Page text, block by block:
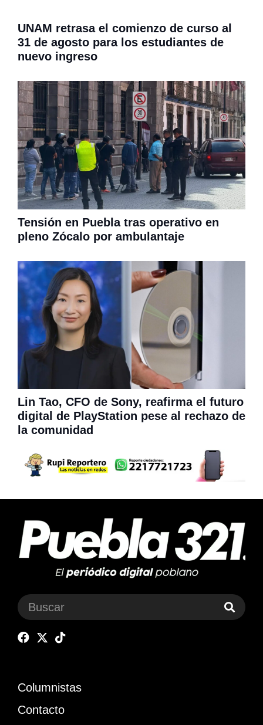
UNAM retrasa el comienzo de curso al
31 de agosto para los estudiantes de
nuevo ingreso
Tensión en Puebla tras operativo en
pleno Zócalo por ambulantaje
Lin Tao, CFO de Sony, reafirma el futuro
digital de PlayStation pese al rechazo de
la comunidad
Columnistas
Contacto